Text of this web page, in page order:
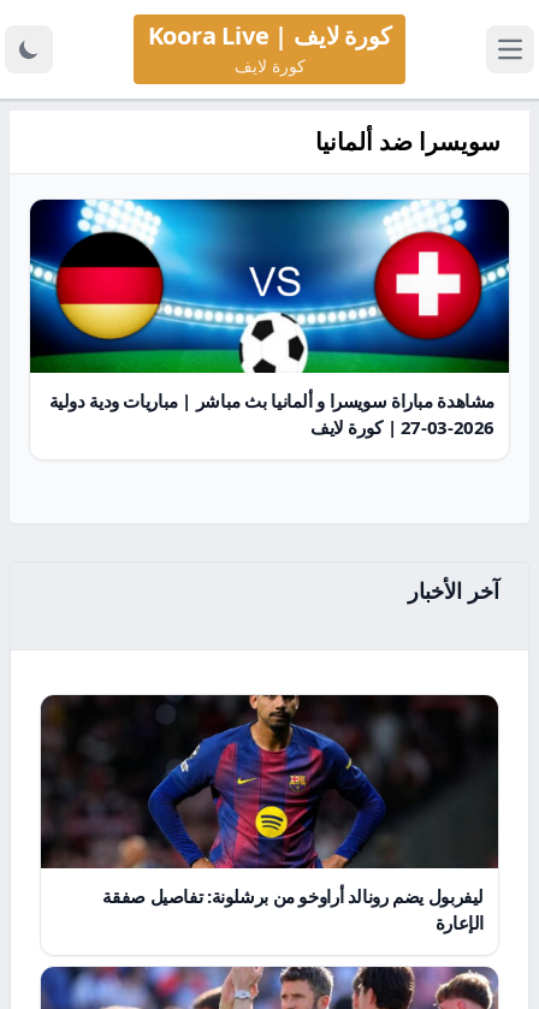
كورة لايف | Koora Live
كورة لايف
سويسرا ضد ألمانيا
مشاهدة مباراة سويسرا و ألمانيا بث مباشر | مباريات ودية دولية
2026-03-27 | كورة لايف
آخر الأخبار
ليفربول يضم رونالد أراوخو من برشلونة: تفاصيل صفقة
الإعارة